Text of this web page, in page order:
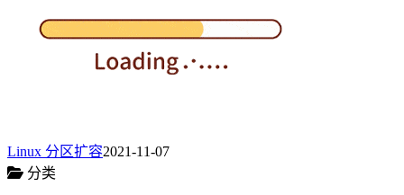
Linux 分区扩容2021-11-07
分类